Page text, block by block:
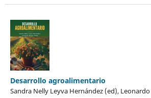
Desarrollo agroalimentario
Sandra Nelly Leyva Hernández (ed),